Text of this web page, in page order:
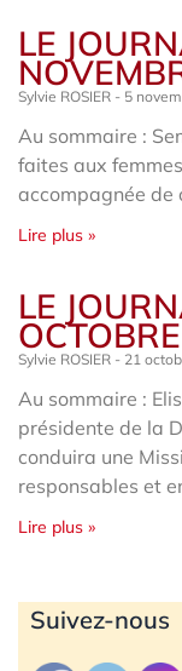
LE
Sylvie ROSIER 5
Au sommaire :
faites aux
accompagnée de
Lire plus »
LE
Sylvie ROSIER 21
Au sommaire :
présidente de la
conduira une
responsables et
Lire plus »
Suivez-nous
Archives